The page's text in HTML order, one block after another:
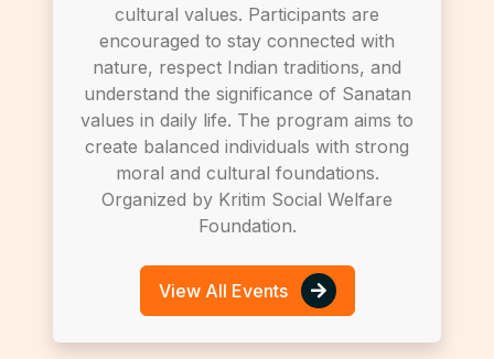
cultural values. Participants are
encouraged to stay connected with
nature, respect Indian traditions, and
understand the significance of Sanatan
values in daily life. The program aims to
create balanced individuals with strong
moral and cultural foundations.
Organized by Kritim Social Welfare
Foundation.
View All Events